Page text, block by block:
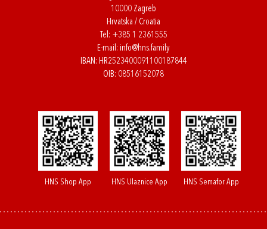
10000 Zagreb
Hrvatska / Croatia
Tel: +385 1 2361555
E-mail: info@hns.family
IBAN: HR2523400091100187844
OIB: 08516152078
HNS Shop App HNS Ulaznice App HNS Semafor App